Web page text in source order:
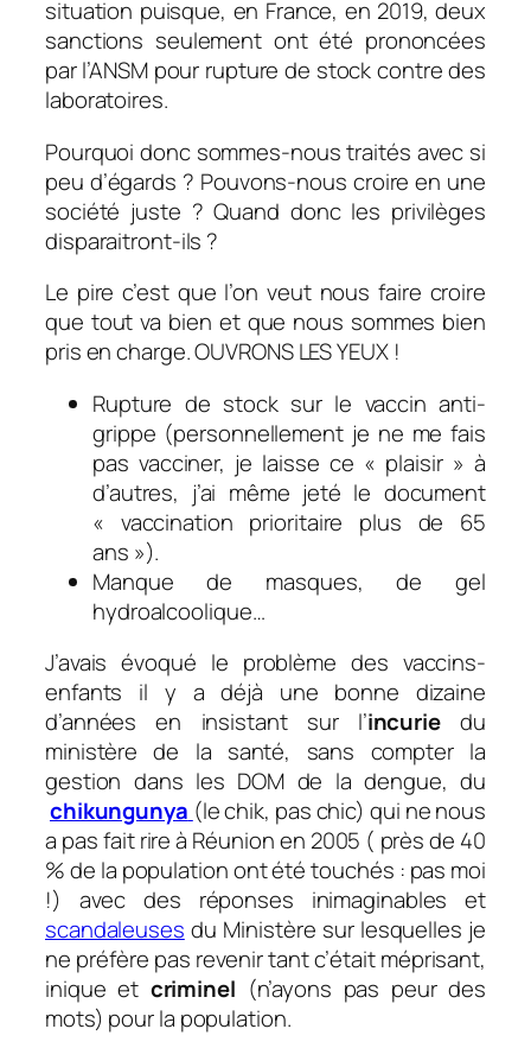
situation puisque, en France, en 2019, deux
sanctions seulement ont été prononcées
par l’ANSM pour rupture de stock contre des
laboratoires.
Pourquoi donc sommes-nous traités avec si
peu d’égards ? Pouvons-nous croire en une
société juste ? Quand donc les privilèges
disparaitront-ils ?
Le pire c’est que l’on veut nous faire croire
que tout va bien et que nous sommes bien
pris en charge. OUVRONS LES YEUX !
Rupture de stock sur le vaccin anti-
grippe (personnellement je ne me fais
pas vacciner, je laisse ce « plaisir » à
d’autres, j’ai même jeté le document
« vaccination prioritaire plus de 65
ans »).
Manque de masques, de gel
hydroalcoolique…
J’avais évoqué le problème des vaccins-
enfants il y a déjà une bonne dizaine
d’années en insistant sur l’incuriedu
ministère de la santé, sans compter la
gestion dans les DOM de la dengue, du
chikungunya (le chik, pas chic) qui ne nous
a pas fait rire à Réunion en 2005 ( près de 40
% de la population ont été touchés : pas moi
!) avec des réponses inimaginables et
scandaleuses du Ministère sur lesquelles je
ne préfère pas revenir tant c’était méprisant,
inique et criminel (n’ayons pas peur des
mots) pour la population.